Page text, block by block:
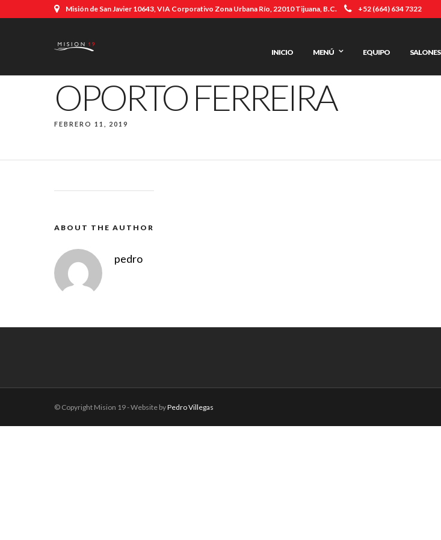
Misión de San Javier 10643, VIA Corporativo Zona Urbana Río, 22010 Tijuana, B.C. +52 (664) 634 7322
INICIO MENÚ EQUIPO SALONES
OPORTO FERREIRA
FEBRERO 11, 2019
ABOUT THE AUTHOR
pedro
© Copyright Mision 19 - Website byPedro Villegas